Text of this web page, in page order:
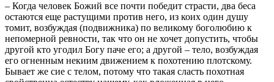
– Когда человек Божий все почти победит страсти, два беса
остаются еще растущими против него, из коих один душу
томит, возбуждая (подвижника) по великому боголюбию к
непомерной ревности, так что он не хочет допустить, чтобы
другой кто угодил Богу паче его; а другой – тело, возбуждая
его огненным некиим движением к похотению плотскому.
Бывает же сие с телом, потому что такая сласть похотная